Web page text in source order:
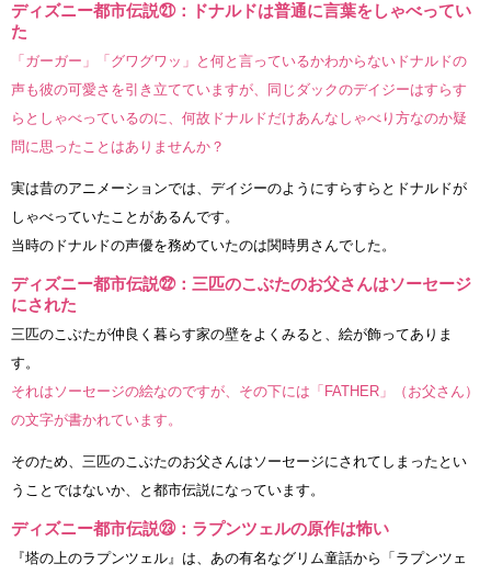
ディズニー都市伝説㉑：ドナルドは普通に言葉をしゃべってい
た
「ガーガー」「グワグワッ」と何と言っているかわからないドナルドの
声も彼の可愛さを引き立てていますが、同じダックのデイジーはすらす
らとしゃべっているのに、何故ドナルドだけあんなしゃべり方なのか疑
問に思ったことはありませんか？
実は昔のアニメーションでは、デイジーのようにすらすらとドナルドが
しゃべっていたことがあるんです。
当時のドナルドの声優を務めていたのは関時男さんでした。
ディズニー都市伝説㉒：三匹のこぶたのお父さんはソーセージ
にされた
三匹のこぶたが仲良く暮らす家の壁をよくみると、絵が飾ってありま
す。
それはソーセージの絵なのですが、その下には「FATHER」（お父さん）
の文字が書かれています。
そのため、三匹のこぶたのお父さんはソーセージにされてしまったとい
うことではないか、と都市伝説になっています。
ディズニー都市伝説㉓：ラプンツェルの原作は怖い
『塔の上のラプンツェル』は、あの有名なグリム童話から「ラプンツェ